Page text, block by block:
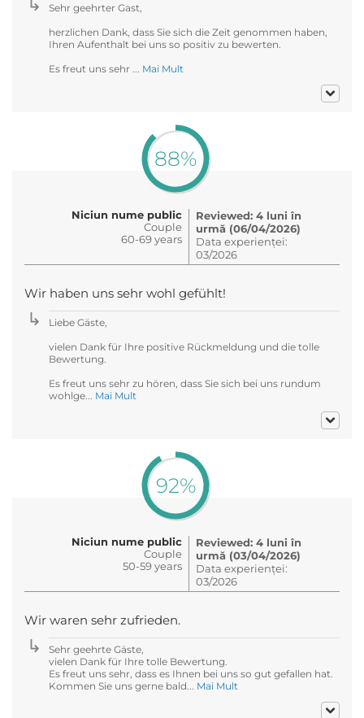
Sehr geehrter Gast,
herzlichen Dank, dass Sie sich die Zeit genommen haben,
Ihren Aufenthalt bei uns so positiv zu bewerten.
Es freut uns sehr ... Mai Mult
88%
Niciun nume public
Couple
60-69 years
Reviewed: 4 luni în
urmă (06/04/2026)
Data experienței:
03/2026
Wir haben uns sehr wohl gefühlt!
Liebe Gäste,
vielen Dank für Ihre positive Rückmeldung und die tolle
Bewertung.
Es freut uns sehr zu hören, dass Sie sich bei uns rundum
wohlge... Mai Mult
92%
Niciun nume public
Couple
50-59 years
Reviewed: 4 luni în
urmă (03/04/2026)
Data experienței:
03/2026
Wir waren sehr zufrieden.
Sehr geehrte Gäste,
vielen Dank für Ihre tolle Bewertung.
Es freut uns sehr, dass es Ihnen bei uns so gut gefallen hat.
Kommen Sie uns gerne bald... Mai Mult